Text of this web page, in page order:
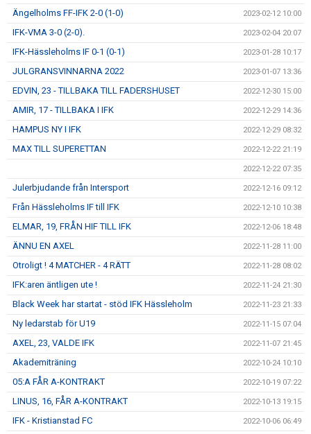
Ängelholms FF-IFK 2-0 (1-0) 2023-02-12 10:00
IFK-VMA 3-0 (2-0). 2023-02-04 20:07
IFK-Hässleholms IF 0-1 (0-1) 2023-01-28 10:17
JULGRANSVINNARNA 2022 2023-01-07 13:36
EDVIN, 23 - TILLBAKA TILL FADERSHUSET 2022-12-30 15:00
AMIR, 17 - TILLBAKA I IFK 2022-12-29 14:36
HAMPUS NY I IFK 2022-12-29 08:32
MAX TILL SUPERETTAN 2022-12-22 21:19
2022-12-22 07:35
Julerbjudande från Intersport 2022-12-16 09:12
Från Hässleholms IF till IFK 2022-12-10 10:38
ELMAR, 19, FRÅN HIF TILL IFK 2022-12-06 18:48
ÄNNU EN AXEL 2022-11-28 11:00
Otroligt ! 4 MATCHER - 4 RÄTT 2022-11-28 08:02
IFK:aren äntligen ute ! 2022-11-24 21:30
Black Week har startat - stöd IFK Hässleholm 2022-11-23 21:33
Ny ledarstab för U19 2022-11-15 07:04
AXEL, 23, VALDE IFK 2022-11-07 21:45
Akademiträning 2022-10-24 10:10
05:A FÅR A-KONTRAKT 2022-10-19 07:22
LINUS, 16, FÅR A-KONTRAKT 2022-10-13 19:15
IFK - Kristianstad FC 2022-10-06 06:49